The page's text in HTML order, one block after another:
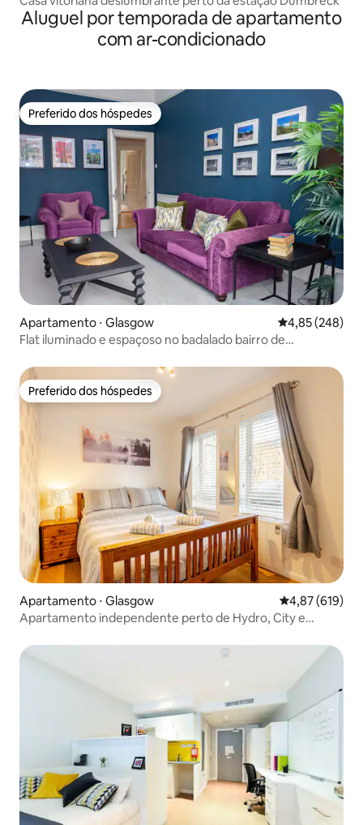
Aluguel por temporada de apartamento
com ar-condicionado
Preferido dos hóspedes
Preferido dos hóspedes
Apartamento ⋅ Glasgow 4,85 de uma
4,85 (248)
Flat iluminado e espaçoso no badalado bairro de
Preferido dos hóspedes
Preferido dos hóspedes
Apartamento ⋅ Glasgow 4,87 de uma
4,87 (619)
Apartamento independente perto de Hydro, City e